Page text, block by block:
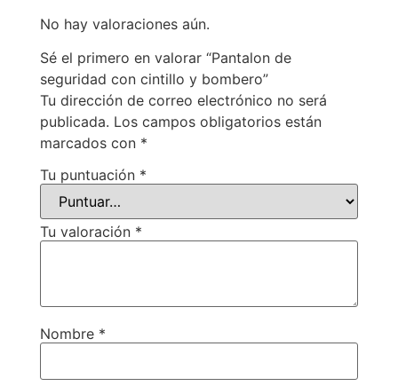
No hay valoraciones aún.
Sé el primero en valorar “Pantalon de
seguridad con cintillo y bombero”
Tu dirección de correo electrónico no será
publicada. Los campos obligatorios están
marcados con *
Tu puntuación *
Tu valoración *
Nombre *